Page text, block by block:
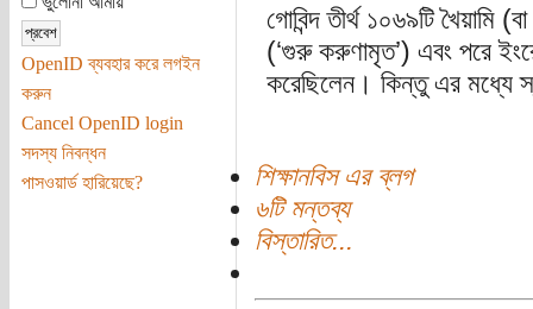
OpenID ব্যবহার করে লগইন
করুন
Cancel OpenID login
সদস্য নিবন্ধন
পাসওয়ার্ড হারিয়েছে?
গোবিন্দ তীর্থ ১০৬৯টি খৈয়ামি
(‘গুরু করুণামৃত’) এবং পরে
করেছিলেন। কিন্তু এর মধ্যে
শিক্ষানবিস এর ব্লগ
৬টি মন্তব্য
বিস্তারিত...